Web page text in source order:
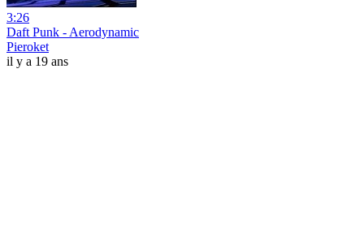
3:26
Daft Punk - Aerodynamic
Pieroket
il y a 19 ans